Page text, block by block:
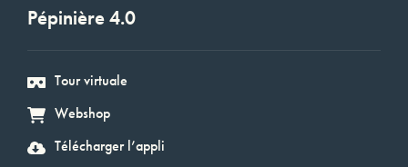
Pépinière 4.0
Tour virtuale
Webshop
Télécharger l’appli